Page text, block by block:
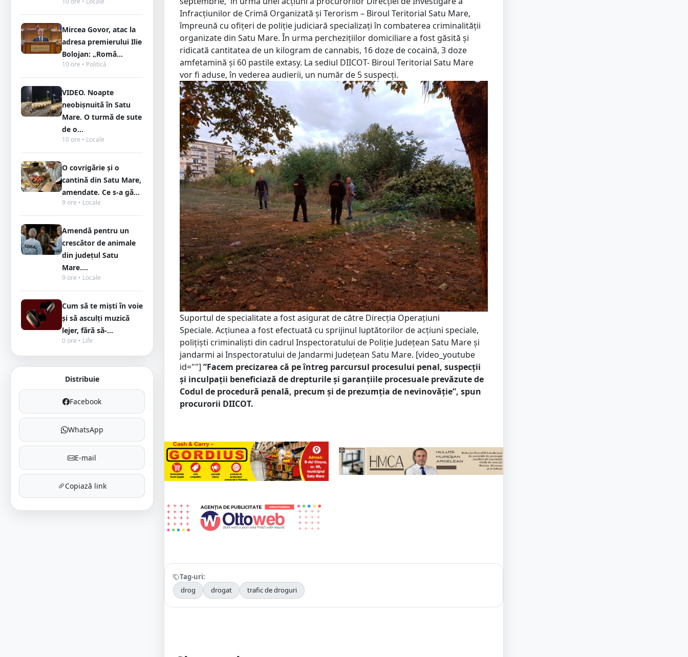
Mircea Govor, atac la
adresa premierului Ilie
Bolojan: „Româ...
10 ore • Politică
VIDEO. Noapte
neobișnuită în Satu
Mare. O turmă de sute
de o...
10 ore • Locale
O covrigărie și o
cantină din Satu Mare,
amendate. Ce s-a gă...
9 ore • Locale
Amendă pentru un
crescător de animale
din județul Satu
Mare....
9 ore • Locale
Cum să te miști în voie
și să asculți muzică
lejer, fără să-...
0 ore • Life
Distribuie
Facebook
WhatsApp
E-mail
Copiază link
Infracțiunilor de Crimă Organizată și Terorism – Biroul Teritorial Satu Mare,
împreună cu ofiţeri de poliţie judiciară specializați în combaterea criminalității
organizate din Satu Mare. În urma percheziţiilor domiciliare a fost găsită şi
ridicată cantitatea de un kilogram de cannabis, 16 doze de cocaină, 3 doze
amfetamină şi 60 pastile extasy. La sediul DIICOT- Biroul Teritorial Satu Mare
vor fi aduse, în vederea audierii, un număr de 5 suspecţi.
Suportul de specialitate a fost asigurat de către Direcţia Operaţiuni
Speciale. Acţiunea a fost efectuată cu sprijinul luptătorilor de acțiuni speciale,
polițiști criminaliști din cadrul Inspectoratului de Poliție Județean Satu Mare și
jandarmi ai Inspectoratului de Jandarmi Județean Satu Mare. [video_youtube
id=""] ”Facem precizarea că pe întreg parcursul procesului penal, suspecții
și inculpații beneficiază de drepturile și garanțiile procesuale prevăzute de
Codul de procedură penală, precum și de prezumția de nevinovăție”, spun
procurorii DIICOT.
Tag-uri:
drog
drogat trafic de droguri